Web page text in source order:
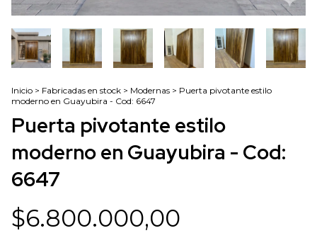
Inicio > Fabricadas en stock > Modernas > Puerta pivotante estilo
moderno en Guayubira - Cod: 6647
Puerta pivotante estilo
moderno en Guayubira - Cod:
6647
$6.800.000,00